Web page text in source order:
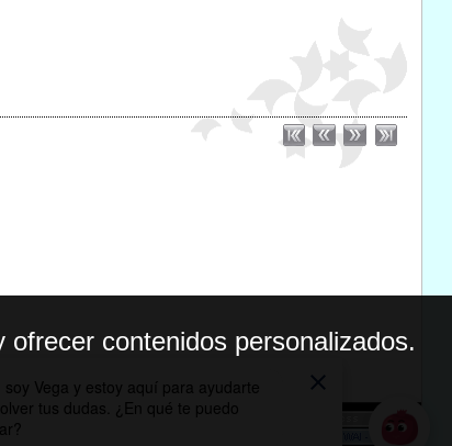
contenidos personalizados.